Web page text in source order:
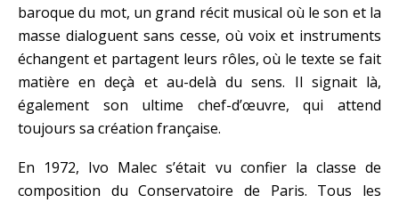
baroque du mot, un grand récit musical où le son et la
masse dialoguent sans cesse, où voix et instruments
échangent et partagent leurs rôles, où le texte se fait
matière en deçà et au-delà du sens. Il signait là,
également son ultime chef-d’œuvre, qui attend
toujours sa création française.
En 1972, Ivo Malec s’était vu confier la classe de
composition du Conservatoire de Paris. Tous les